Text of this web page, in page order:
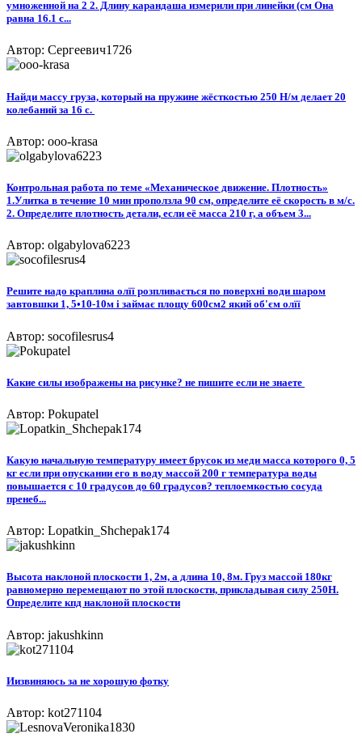
умноженной на 2 2. Длину карандаша измерили при линейки (см Она
равна 16.1 с...
Автор: Сергеевич1726
Найди массу груза, который на пружине жёсткостью 250 Н/м делает 20
колебаний за 16 с. ​
Автор: ooo-krasa
Контрольная работа по теме «Механическое движение. Плотность»
1.Улитка в течение 10 мин проползла 90 см, определите её скорость в м/с.
2. Определите плотность детали, если её масса 210 г, а объем 3...
Автор: olgabylova6223
Решите надо краплина олїї розпливається по поверхні води шаром
завтовшки 1, 5•10-10м і займає площу 600см2 який об'єм олїї
Автор: socofilesrus4
Какие силы изображены на рисунке? не пишите если не знаете ​
Автор: Pokupatel
Какую начальную температуру имеет брусок из меди масса которого 0, 5
кг если при опускании его в воду массой 200 г температура воды
повышается с 10 градусов до 60 градусов? теплоемкостью сосуда
пренеб...
Автор: Lopatkin_Shchepak174
Высота наклоной плоскости 1, 2м, а длина 10, 8м. Груз массой 180кг
равномерно перемещают по этой плоскости, прикладывая силу 250Н.
Определите кпд наклоной плоскости
Автор: jakushkinn
Иизвиняюсь за не хорошую фотку​
Автор: kot271104